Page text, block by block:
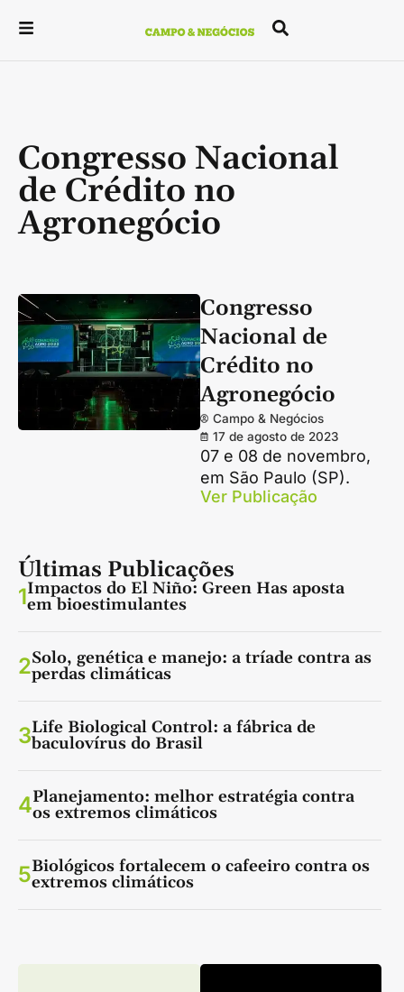
Congresso Nacional
de Crédito no
Agronegócio
Congresso
Nacional de
Crédito no
Agronegócio
Campo & Negócios
17 de agosto de 2023
07 e 08 de novembro,
em São Paulo (SP).
Ver Publicação
Últimas Publicações
1Impactos do El Niño: Green Has aposta
em bioestimulantes
2Solo, genética e manejo: a tríade contra as
perdas climáticas
3Life Biological Control: a fábrica de
baculovírus do Brasil
4Planejamento: melhor estratégia contra
os extremos climáticos
5Biológicos fortalecem o cafeeiro contra os
extremos climáticos